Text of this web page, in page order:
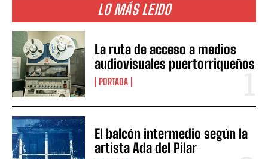
LO MÁS LEIDO
La ruta de acceso a medios
audiovisuales puertorriqueños
PORTADA
El balcón intermedio según la
artista Ada del Pilar